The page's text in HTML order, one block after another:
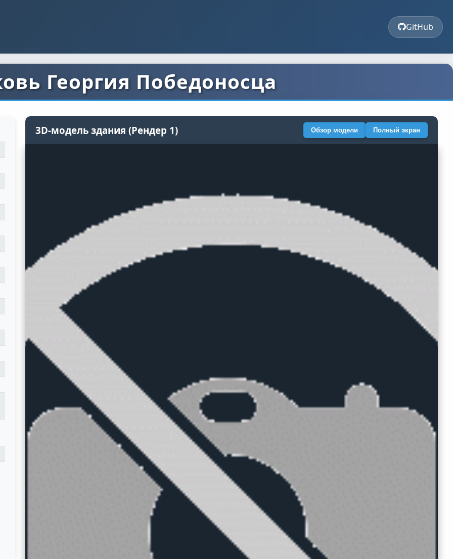
GitHub
Георгия Победоносца
3D-модель здания (Рендер 1) Обзор модели Полный экран